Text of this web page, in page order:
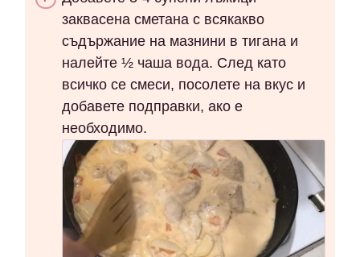
заквасена сметана с всякакво
съдържание на мазнини в тигана и
налейте ½ чаша вода. След като
всичко се смеси, посолете на вкус и
добавете подправки, ако е
необходимо.